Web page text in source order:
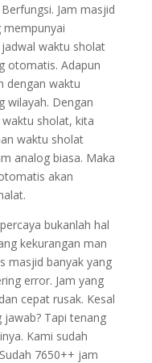
Jam masjid
mempunyai
waktu sholat
otomatis. Adapun
dengan waktu
wilayah. Dengan
sholat, kita
waktu sholat
analog biasa. Maka
akan
bukanlah hal
kekurangan man
masjid banyak yang
error. Jam yang
cepat rusak. Kesal
Tapi tenang
Kami sudah
7650++ jam